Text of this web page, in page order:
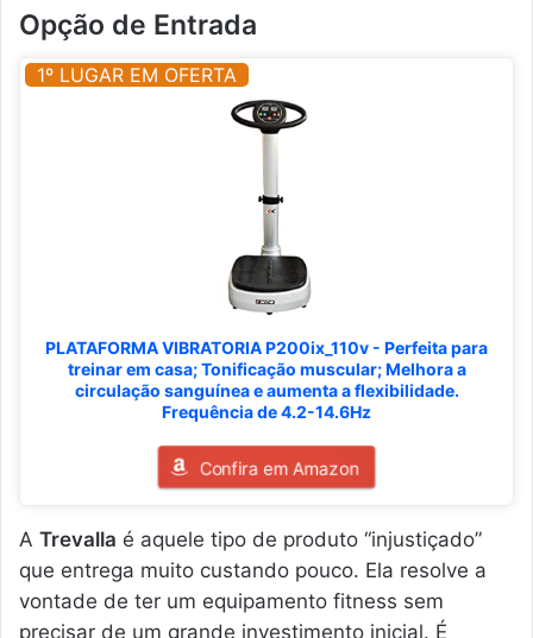
Opção de Entrada
1º LUGAR EM OFERTA
PLATAFORMA VIBRATORIA P200ix_110v - Perfeita para
treinar em casa; Tonificação muscular; Melhora a
circulação sanguínea e aumenta a flexibilidade.
Frequência de 4.2-14.6Hz
Confira em Amazon
A Trevalla é aquele tipo de produto “injustiçado”
que entrega muito custando pouco. Ela resolve a
vontade de ter um equipamento fitness sem
precisar de um grande investimento inicial. É